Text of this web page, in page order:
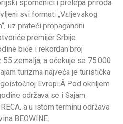
spomenici i prelepa priroda.
svi formati „Valjevskog
uz prateći propagandni
premijer Srbije
biće i rekordan broj
zemalja, a očekuje se 75.000
turizma najveća je turistička
Evropi.Â Pod okriljem
održava se i Sajam
a u istom terminu održava
BEOWINE.